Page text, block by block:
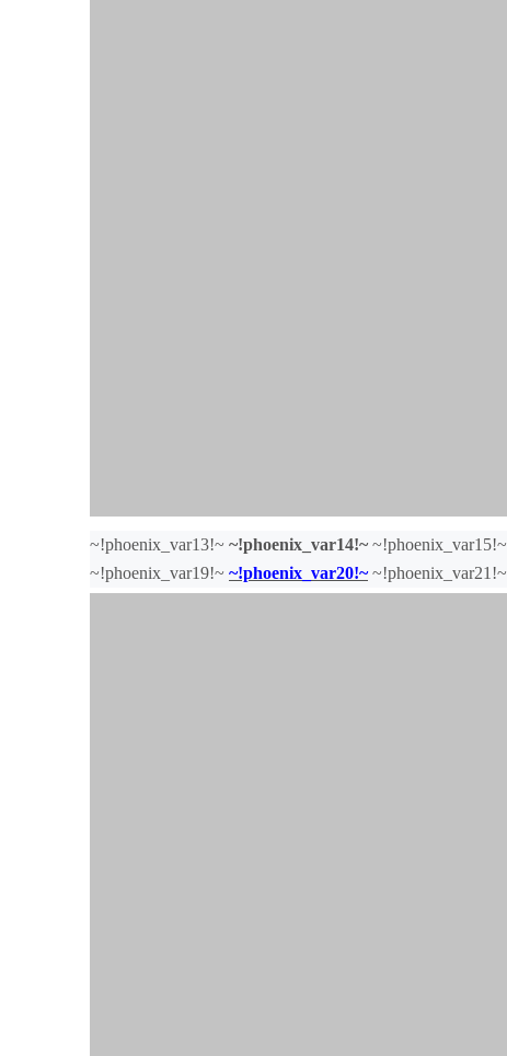
~!phoenix_var13!~ ~!phoenix_var14!~ ~!phoenix_var15!~
~!phoenix_var19!~ ~!phoenix_var20!~~!phoenix_var21!~